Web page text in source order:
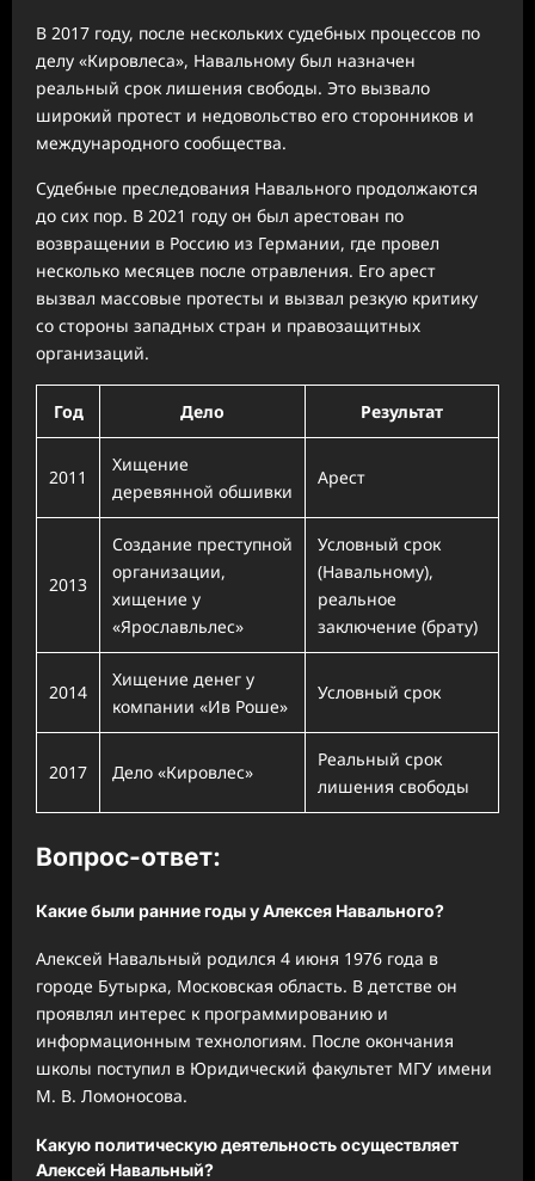
В 2017 году, после нескольких судебных процессов по
делу «Кировлеса», Навальному был назначен
реальный срок лишения свободы. Это вызвало
широкий протест и недовольство его сторонников и
международного сообщества.
Судебные преследования Навального продолжаются
до сих пор. В 2021 году он был арестован по
возвращении в Россию из Германии, где провел
несколько месяцев после отравления. Его арест
вызвал массовые протесты и вызвал резкую критику
со стороны западных стран и правозащитных
организаций.
Год Дело Результат
2011
Хищение
деревянной обшивки
Арест
2013
Создание преступной
организации,
хищение у
«Ярославльлес»
Условный срок
(Навальному),
реальное
заключение (брату)
2014
Хищение денег у
компании «Ив Роше»
Условный срок
2017 Дело «Кировлес»
Реальный срок
лишения свободы
Вопрос-ответ:
Какие были ранние годы у Алексея Навального?
Алексей Навальный родился 4 июня 1976 года в
городе Бутырка, Московская область. В детстве он
проявлял интерес к программированию и
информационным технологиям. После окончания
школы поступил в Юридический факультет МГУ имени
М. В. Ломоносова.
Какую политическую деятельность осуществляет
Алексей Навальный?